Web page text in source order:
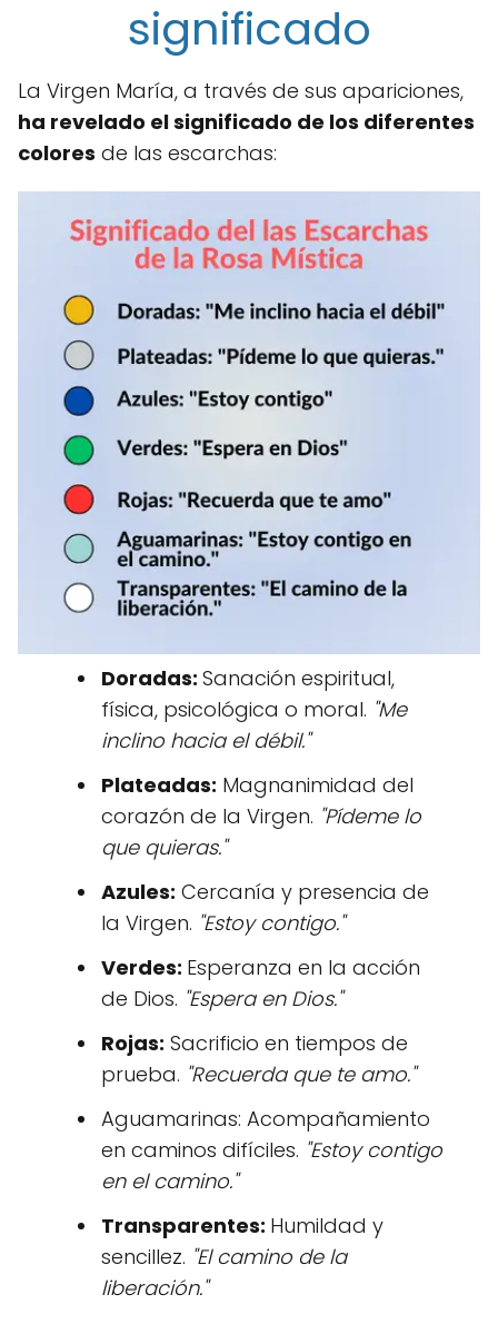
significado
La Virgen María, a través de sus apariciones,
ha revelado el significado de los diferentes
colores de las escarchas:
Doradas:Sanación espiritual,
física, psicológica o moral. "Me
inclino hacia el débil."
Plateadas: Magnanimidad del
corazón de la Virgen. "Pídeme lo
que quieras."
Azules: Cercanía y presencia de
la Virgen. "Estoy contigo."
Verdes: Esperanza en la acción
de Dios. "Espera en Dios."
Rojas: Sacrificio en tiempos de
prueba. "Recuerda que te amo."
Aguamarinas: Acompañamiento
en caminos difíciles. "Estoy contigo
en el camino."
Transparentes: Humildad y
sencillez. "El camino de la
liberación."